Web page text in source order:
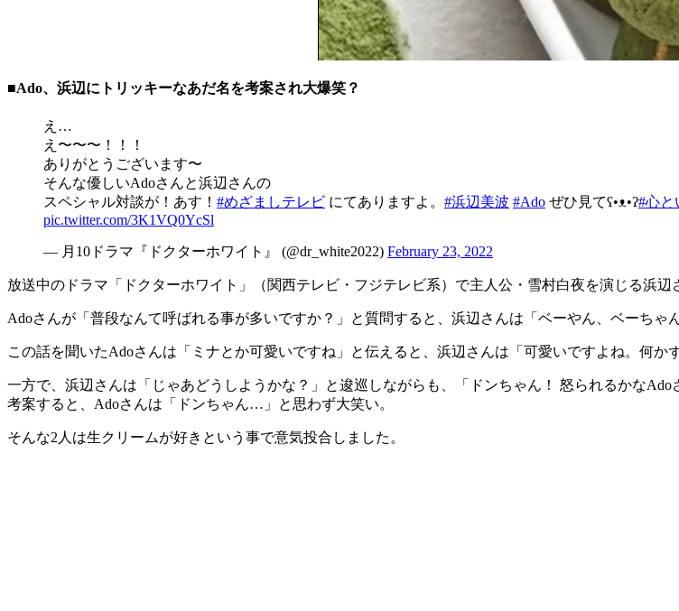
■Ado、浜辺にトリッキーなあだ名を考案され大爆笑？
え…
え〜〜〜！！！
ありがとうございます〜
そんな優しいAdoさんと浜辺さんの
スペシャル対談が！あす！ #めざましテレビ にてありますよ。 #浜辺美波 #Ado ぜひ見てʕ•ᴥ•ʔ#心と
pic.twitter.com/3K1VQ0YcSl
— 月10ドラマ『ドクターホワイト』 (@dr_white2022) February 23, 2022
放送中のドラマ「ドクターホワイト」（関西テレビ・フジテレビ系）で主人公・雪村白夜を演じる浜
Adoさんが「普段なんて呼ばれる事が多いですか？」と質問すると、浜辺さんは「ベーやん、ベーち
この話を聞いたAdoさんは「ミナとか可愛いですね」と伝えると、浜辺さんは「可愛いですよね。何
一方で、浜辺さんは「じゃあどうしようかな？」と逡巡しながらも、「ドンちゃん！ 怒られるかな
考案すると、Adoさんは「ドンちゃん…」と思わず大笑い。
そんな2人は生クリームが好きという事で意気投合しました。